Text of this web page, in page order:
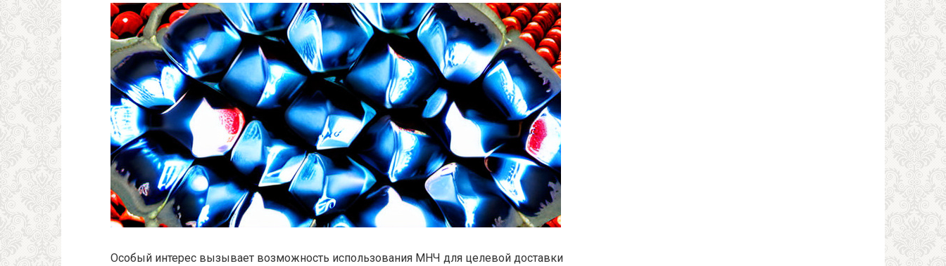
Особый интерес вызывает возможность использования МНЧ для целевой доставки